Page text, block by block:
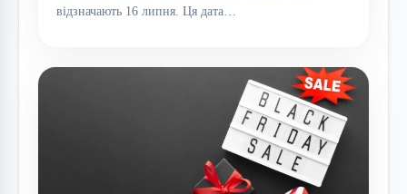
відзначають 16 липня. Ця дата…